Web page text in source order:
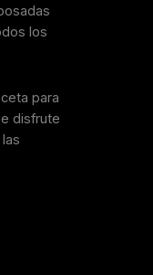
los
para
disfrute